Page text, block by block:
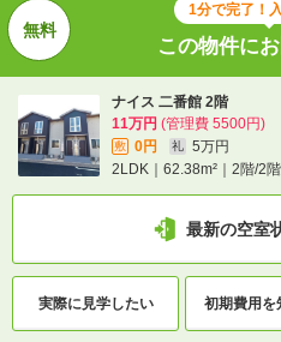
1分で完了！
この物件に
ナイス 二番館 2階
11万円 (管理費 5500円)
敷 0円 礼
5万円
2LDK｜62.38m²｜2階/2
最新の空室
実際に見学したい 初期費用を